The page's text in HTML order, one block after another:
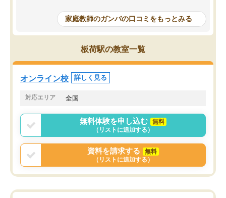
めて1年ほどだった今では平均点以上の
科目が増えてきました！あと1年受験ま
であるので無料の週末教室を使用しな
がら頑張って欲しいと思います！
問できるのでとても助か
家庭教師のガンバの口コミをもっとみる
板荷駅の教室一覧
オンライン校 詳しく見る
対応エリア 全国
無料体験を申し込む
無料
（リストに追加する）
資料を請求する
無料
（リストに追加する）